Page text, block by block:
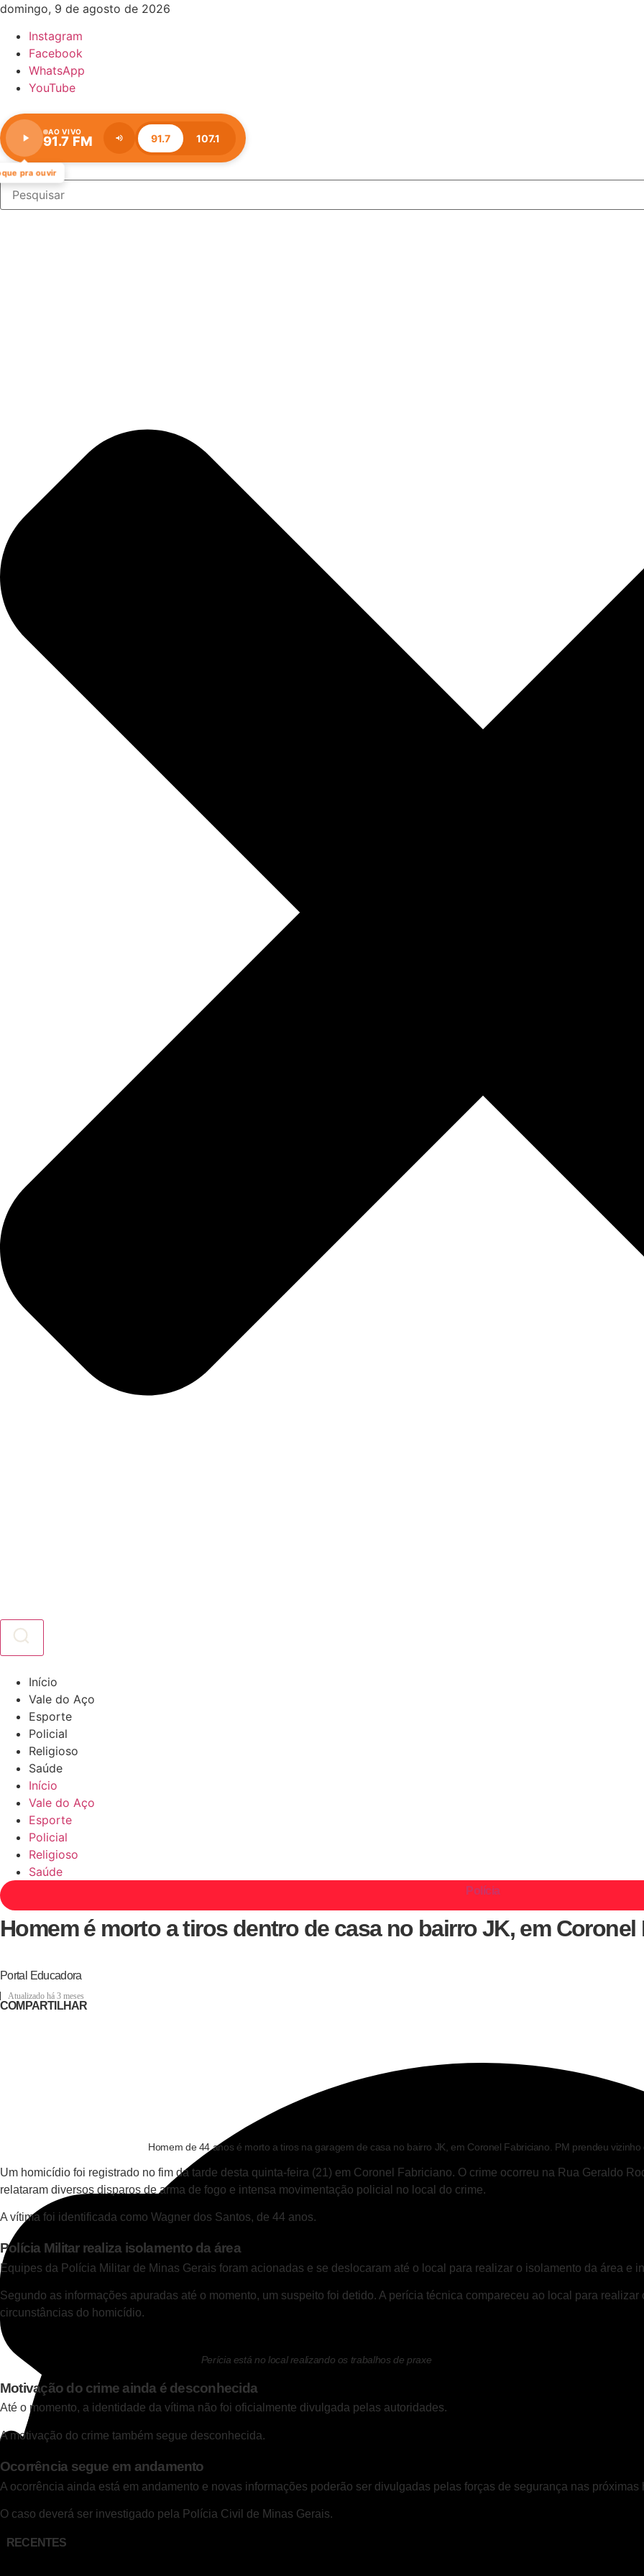
Ir
conteúdo
domingo, 9 de agosto de 2026
Instagram
Facebook
WhatsApp
YouTube
pra ouvir
AO VIVO
91.7 FM 91.7 107.1
Estação:
91.7
FM
Pesquisar
Início
Vale do Aço
Esporte
Policial
Religioso
Saúde
Início
Vale do Aço
Esporte
Policial
Religioso
Saúde
Polícia
Homem é morto a tiros dentro de casa no bairro JK, em
Portal Educadora
Atualizado há 3 meses
COMPARTILHAR
Homem de 44 anos é morto a tiros na garagem de casa no bairro JK, em Coronel Fabriciano. PM prendeu
Um homicídio foi registrado no fim da tarde desta quinta-feira (21) em Coronel Fabriciano. O crime ocorreu na Rua Geraldo
relataram diversos disparos de arma de fogo e intensa movimentação policial no local do crime.
A vítima foi identificada como Wagner dos Santos, de 44 anos.
Polícia Militar realiza isolamento da área
Equipes da Polícia Militar de Minas Gerais foram acionadas e se deslocaram até o local para realizar o isolamento da área e
Segundo as informações apuradas até o momento, um suspeito foi detido. A perícia técnica compareceu ao local para
circunstâncias do homicídio.
Perícia está no local realizando os trabalhos de praxe
Motivação do crime ainda é desconhecida
Até o momento, a identidade da vítima não foi oficialmente divulgada pelas autoridades.
A motivação do crime também segue desconhecida.
Ocorrência segue em andamento
A ocorrência ainda está em andamento e novas informações poderão ser divulgadas pelas forças de segurança nas próximas
O caso deverá ser investigado pela Polícia Civil de Minas Gerais.
RECENTES